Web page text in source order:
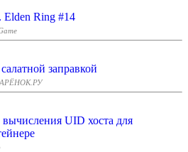
Ring #14
заправкой
UID хоста для